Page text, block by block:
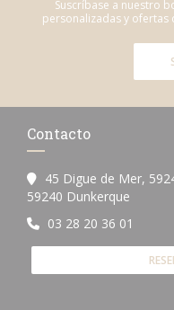
Suscríbase a nuestro
personalizadas y
Contacto
45 Digue de Mer,
59240 Dunkerque
03 28 20 36 01